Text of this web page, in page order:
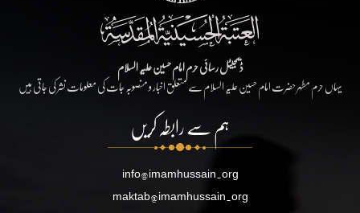
ڈیجیٹل رسائی حرم امام حسین علیہ السلام
یہاں حرم مطہر حضرت امام حسین علیہ السلام سے متعلق اخبار و منصوبہ جات کی معلومات نشر کی جاتی ہیں
ہم سے رابطہ کریں
info@imamhussain.org
maktab@imamhussain.org